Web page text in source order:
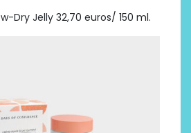
Dry Jelly 32,70 euros/ 150 ml.